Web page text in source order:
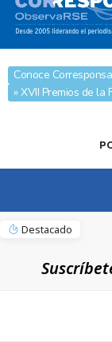
Conoce
» XVII Premios de
Destacado